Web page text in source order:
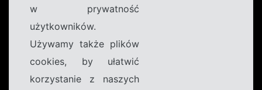
w prywatność
użytkowników.
Używamy także plików
cookies, by ułatwić
korzystanie z naszych